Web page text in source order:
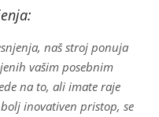
naš stroj ponuja
vašim posebnim
na to, ali imate raje
inovativen pristop, se